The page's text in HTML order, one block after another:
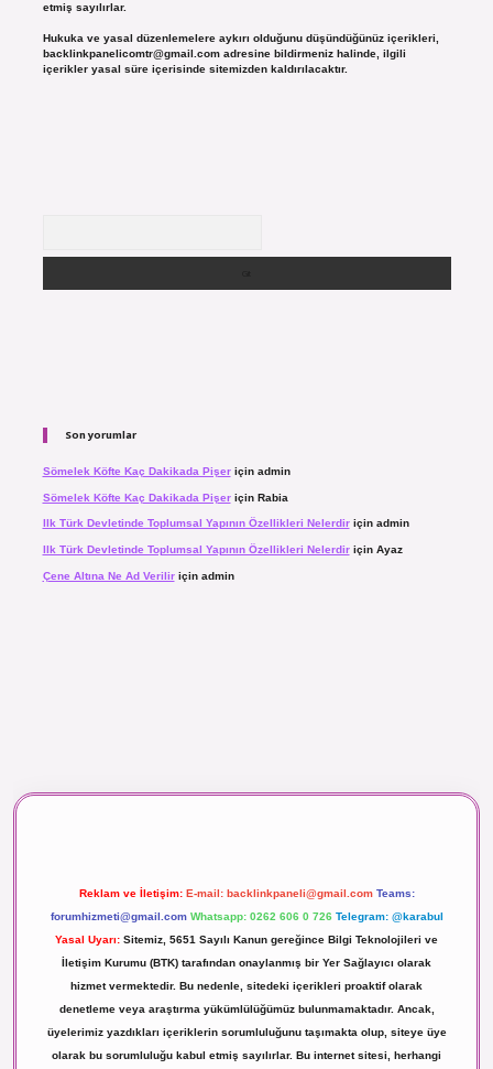
etmiş sayılırlar.
Hukuka ve yasal düzenlemelere aykırı olduğunu düşündüğünüz içerikleri,
backlinkpanelicomtr@gmail.comadresine bildirmeniz halinde, ilgili
içerikler yasal süre içerisinde sitemizden kaldırılacaktır.
Son yorumlar
Sömelek Köfte Kaç Dakikada Pişeriçin admin
Sömelek Köfte Kaç Dakikada Pişeriçin Rabia
Ilk Türk Devletinde Toplumsal Yapının Özellikleri Nelerdiriçin admin
Ilk Türk Devletinde Toplumsal Yapının Özellikleri Nelerdiriçin Ayaz
Çene Altına Ne Ad Veriliriçin admin
Reklam ve İletişim: E-mail: backlinkpaneli@gmail.com Teams:
forumhizmeti@gmail.com Whatsapp: 0262 606 0 726 Telegram: @karabul
Yasal Uyarı: Sitemiz, 5651 Sayılı Kanun gereğince Bilgi Teknolojileri ve
İletişim Kurumu (BTK) tarafından onaylanmış bir Yer Sağlayıcı olarak
hizmet vermektedir. Bu nedenle, sitedeki içerikleri proaktif olarak
denetleme veya araştırma yükümlülüğümüz bulunmamaktadır. Ancak,
üyelerimiz yazdıkları içeriklerin sorumluluğunu taşımakta olup, siteye üye
olarak bu sorumluluğu kabul etmiş sayılırlar. Bu internet sitesi, herhangi